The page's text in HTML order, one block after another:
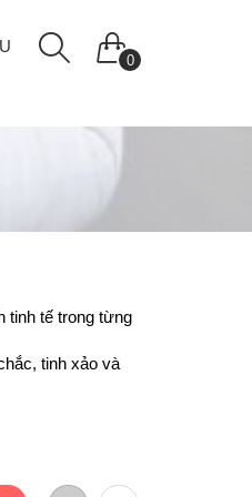
0
tinh tế trong từng
tinh xảo và